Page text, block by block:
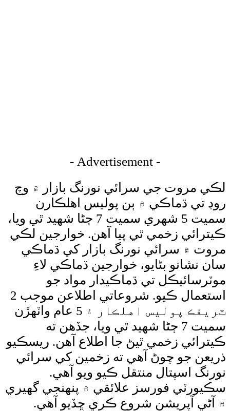
جي سرائي نورنگ بازار ۾ وچ
ڌماڪي ۾ ٻن پوليس اهلڪارن
سميت 5 شهري سميت 7 ڄڻا شهيد ٿي ويا،
زخمي ٿي پيا آهن. خوارجين لڪي
سرائي نورنگ بازار کي ڌماڪي
بڻايو، خوارجين ڌماڪي لاءِ
تي ڌماڪيدار مواد جو
استعمال ڪيو. شروعاتي اطلاعن موجب 2
ٽريفڪ پوليس اهلڪار ۽ 5 عام واٽهڙن
سميت 7 ڄڻا شهيد ٿي ويا، جڏهن ته
زخمي ٿيڻ جا اطلاع آهن. ريسڪيو
جو چوڻ آهي ته زخمين کي سرائي
اسپتال منتقل ڪيو ويو آهي.
فورسز علائقي ۾ پنهنجي گهيري
آپريشن شروع ڪري ڇڏيو آهي.